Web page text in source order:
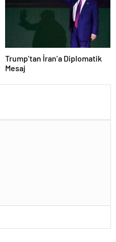
Trump’tan İran’a Diplomatik
Mesaj